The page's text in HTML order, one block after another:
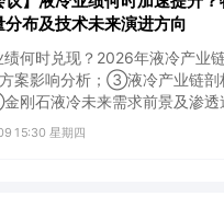
布及技术未来演进方向
何时兑现？2026年液冷产业
案影响分析；③液冷产业链剖
刚石液冷未来需求前景及渗透
日（周四）19:30举行，特邀行
未来演进方向。
15:30 星期四